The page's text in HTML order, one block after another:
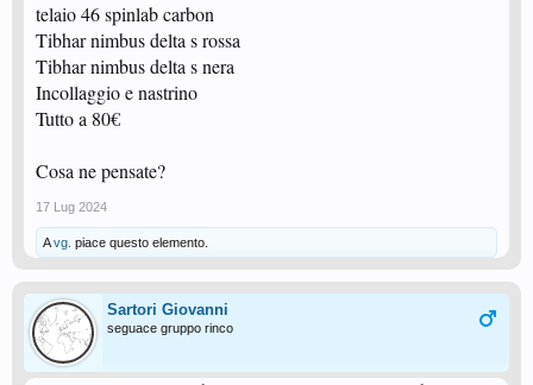
telaio 46 spinlab carbon
Tibhar nimbus delta s rossa
Tibhar nimbus delta s nera
Incollaggio e nastrino
Tutto a 80€
Cosa ne pensate?
17 Lug 2024
Avg. piace questo elemento.
Sartori Giovanni
seguace gruppo rinco